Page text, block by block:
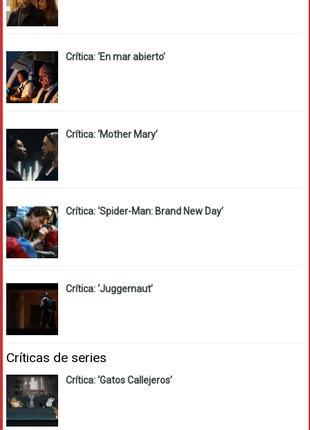
Crítica: ‘En mar abierto’
Crítica: ‘Mother Mary’
Crítica: ‘Spider-Man: Brand New Day’
Crítica: ‘Juggernaut’
Críticas de series
Crítica: ‘Gatos Callejeros’